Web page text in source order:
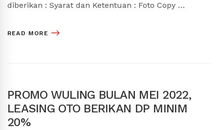
diberikan : Syarat dan Ketentuan : Foto Copy …
READ MORE
PROMO WULING BULAN MEI 2022,
LEASING OTO BERIKAN DP MINIM
20%